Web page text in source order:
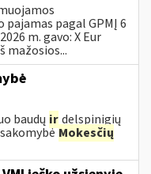
pagal GPMĮ 6
m. gavo: X Eur
mažosios...
baudų irdelspinigių
Mokesčių